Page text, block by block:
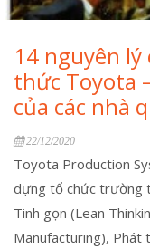
14 nguyên
thức Toyota
của các nhà
22/12/2020
Toyota Production
dựng tổ chức trường
Tinh gọn (Lean
Manufacturing), Phát